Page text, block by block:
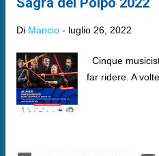
Di Mancio - luglio 26, 2022
Cinque
far ridere. A